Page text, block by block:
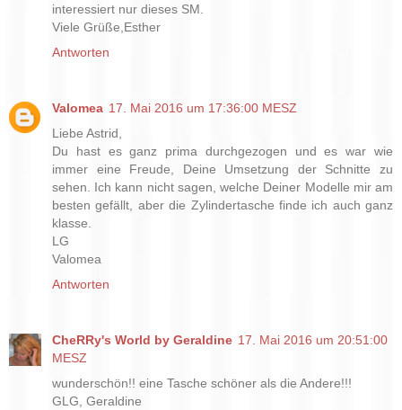
interessiert nur dieses SM.
Viele Grüße,Esther
Antworten
Valomea 17. Mai 2016 um 17:36:00 MESZ
Liebe Astrid,
Du hast es ganz prima durchgezogen und es war wie
immer eine Freude, Deine Umsetzung der Schnitte zu
sehen. Ich kann nicht sagen, welche Deiner Modelle mir am
besten gefällt, aber die Zylindertasche finde ich auch ganz
klasse.
LG
Valomea
Antworten
CheRRy's World by Geraldine 17. Mai 2016 um 20:51:00
MESZ
wunderschön!! eine Tasche schöner als die Andere!!!
GLG, Geraldine